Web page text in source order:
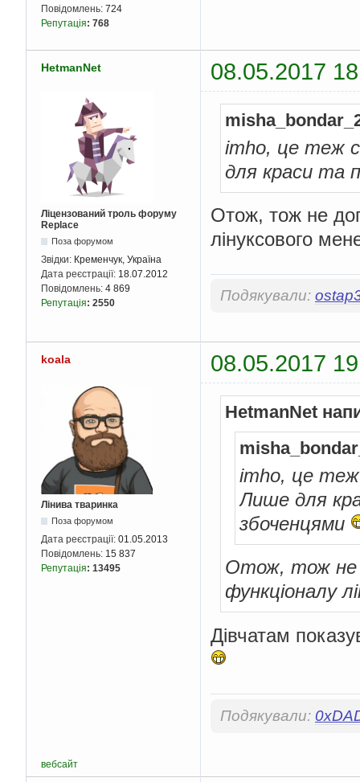
Повідомлень: 724
Репутація: 768
HetmanNet 08.05.2017
Ліцензований троль форуму
Replace
Поза форумом
Звідки: Кременчук, Україна
Дата реєстрації: 18.07.2012
Повідомлень: 4 869
Репутація: 2550
imho, це теж
для краси та
Отож, тож не
лінуксового
Подякували:
koala 08.05.2017
Лінива тваринка
Поза форумом
Дата реєстрації: 01.05.2013
Повідомлень: 15 837
Репутація: 13495
HetmanNet
imho, це
Лише для
збоченцями
Отож, тож не
функціоналу
Дівчатам
Подякували:
вебсайт